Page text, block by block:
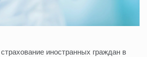
иностранных граждан в